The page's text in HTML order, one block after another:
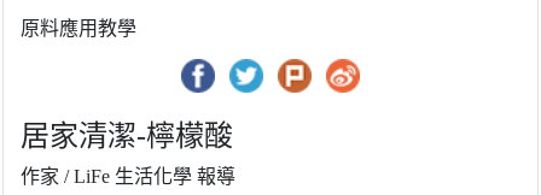
原料應用教學
居家清潔-檸檬酸
作家 / LiFe 生活化學 報導